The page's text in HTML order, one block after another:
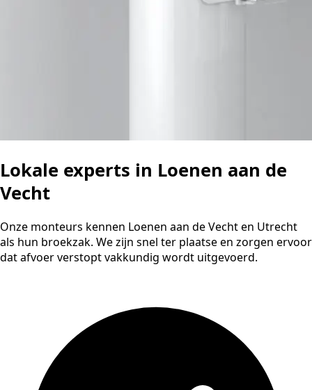
Lokale experts in Loenen aan de
Vecht
Onze monteurs kennen Loenen aan de Vecht en Utrecht
als hun broekzak. We zijn snel ter plaatse en zorgen ervoor
dat afvoer verstopt vakkundig wordt uitgevoerd.